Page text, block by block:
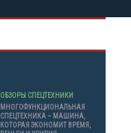
ОБЗОРЫ СПЕЦТЕХНИКИ
МНОГОФУНКЦИОНАЛЬНАЯ
СПЕЦТЕХНИКА – МАШИНА,
КОТОРАЯ ЭКОНОМИТ ВРЕМЯ,